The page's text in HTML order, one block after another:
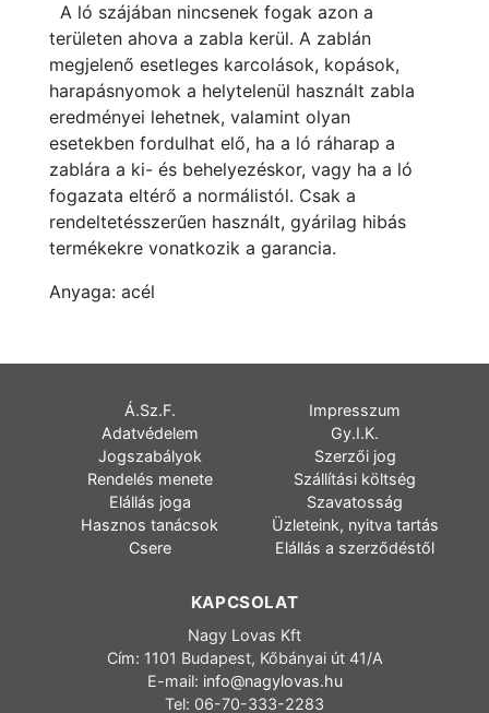
A ló szájában nincsenek fogak azon a
területen ahova a zabla kerül. A zablán
megjelenő esetleges karcolások, kopások,
harapásnyomok a helytelenül használt zabla
eredményei lehetnek, valamint olyan
esetekben fordulhat elő, ha a ló ráharap a
zablára a ki- és behelyezéskor, vagy ha a ló
fogazata eltérő a normálistól. Csak a
rendeltetésszerűen használt, gyárilag hibás
termékekre vonatkozik a garancia.
Anyaga: acél
Á.Sz.F.
Impresszum
Adatvédelem
Gy.I.K.
Jogszabályok
Szerzői jog
Rendelés menete
Szállítási költség
Elállás joga
Szavatosság
Hasznos tanácsok
Üzleteink, nyitva tartás
Csere
Elállás a szerződéstől
KAPCSOLAT
Nagy Lovas Kft
Cím: 1101 Budapest, Kőbányai út 41/A
E-mail: info@nagylovas.hu
Tel: 06-70-333-2283